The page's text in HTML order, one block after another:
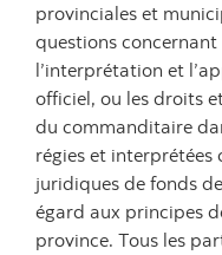
provinciales et
questions
l’interprétation et
officiel, ou les droits
du commanditaire
régies et interprétées
juridiques de fonds
égard aux principes
province. Tous les